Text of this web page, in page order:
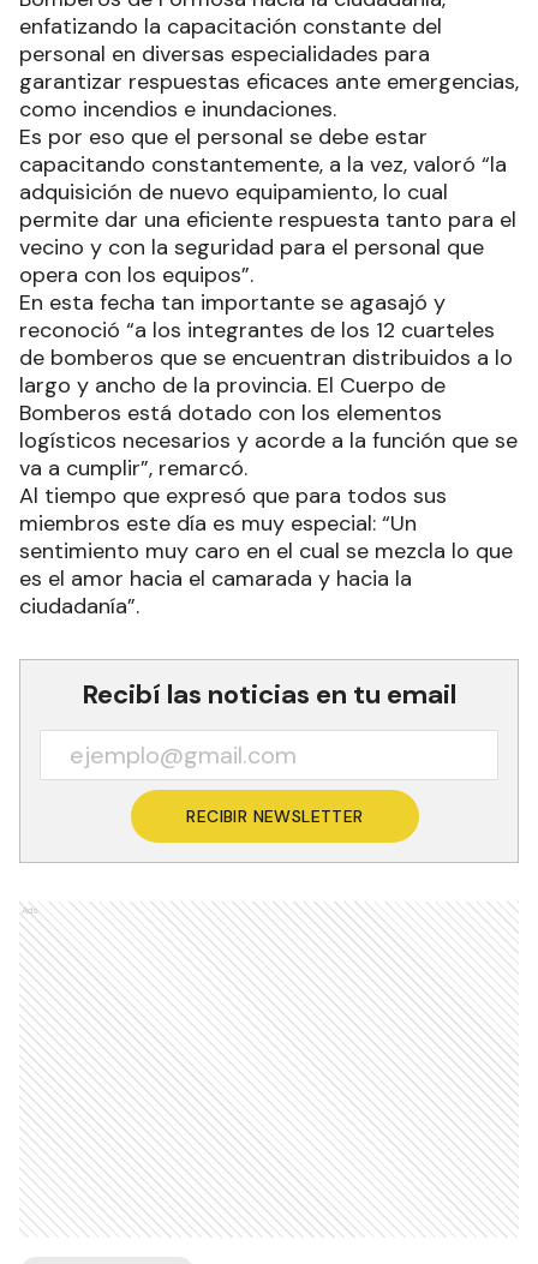
enfatizando la capacitación constante del
personal en diversas especialidades para
garantizar respuestas eficaces ante emergencias,
como incendios e inundaciones.
Es por eso que el personal se debe estar
capacitando constantemente, a la vez, valoró “la
adquisición de nuevo equipamiento, lo cual
permite dar una eficiente respuesta tanto para el
vecino y con la seguridad para el personal que
opera con los equipos”.
En esta fecha tan importante se agasajó y
reconoció “a los integrantes de los 12 cuarteles
de bomberos que se encuentran distribuidos a lo
largo y ancho de la provincia. El Cuerpo de
Bomberos está dotado con los elementos
logísticos necesarios y acorde a la función que se
va a cumplir”, remarcó.
Al tiempo que expresó que para todos sus
miembros este día es muy especial: “Un
sentimiento muy caro en el cual se mezcla lo que
es el amor hacia el camarada y hacia la
ciudadanía”.
Recibí las noticias en tu email
RECIBIR NEWSLETTER
Ads